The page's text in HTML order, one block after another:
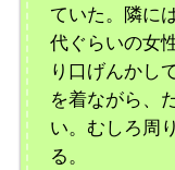
ていた。隣に
代ぐらいの女
り口げんかし
を着ながら、
い。むしろ周
る。